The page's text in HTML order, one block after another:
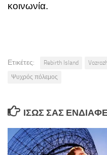
κοινωνία.
Ετικέτες: Rebirth Island
Ψυχρός πόλεμος
ΊΣΩΣ ΣΑΣ